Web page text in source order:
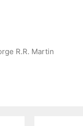
R.R. Martin